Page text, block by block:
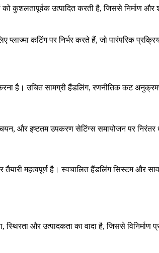
कुशलतापूर्वक उत्पादित करती है, जिससे निर्माण और
प्लाज्मा कटिंग पर निर्भर करते हैं, जो पारंपरिक
करना है। उचित सामग्री हैंडलिंग, रणनीतिक कट
चयन, और इष्टतम उपकरण सेटिंग्स समायोजन पर
महत्वपूर्ण है। स्वचालित हैंडलिंग सिस्टम और
और उत्पादकता का वादा है, जिससे